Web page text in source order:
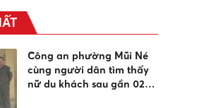
Công an phường Mũi Né
cùng người dân tìm thấy
nữ du khách sau gần 02